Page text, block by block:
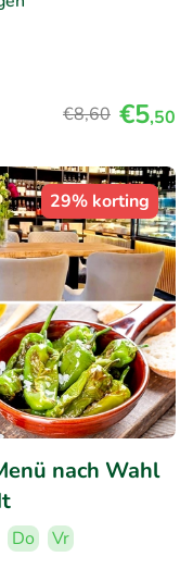
€8,60 €5,50
29% korting
nach Wahl
Do
Vr